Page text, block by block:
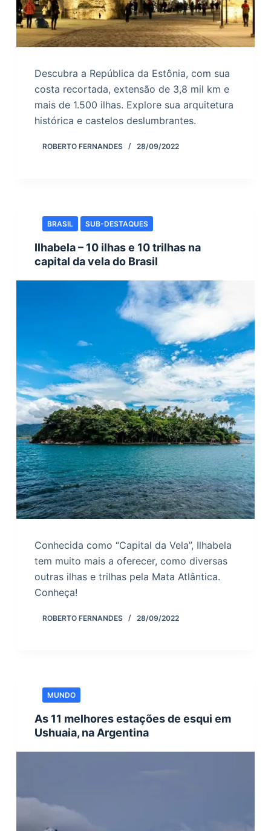
Descubra a República da Estônia, com sua
costa recortada, extensão de 3,8 mil km e
mais de 1.500 ilhas. Explore sua arquitetura
histórica e castelos deslumbrantes.
ROBERTO FERNANDES 28/09/2022
BRASIL SUB-DESTAQUES
Ilhabela – 10 ilhas e 10 trilhas na
capital da vela do Brasil
Conhecida como “Capital da Vela”, Ilhabela
tem muito mais a oferecer, como diversas
outras ilhas e trilhas pela Mata Atlântica.
Conheça!
ROBERTO FERNANDES 28/09/2022
MUNDO
As 11 melhores estações de esqui em
Ushuaia, na Argentina